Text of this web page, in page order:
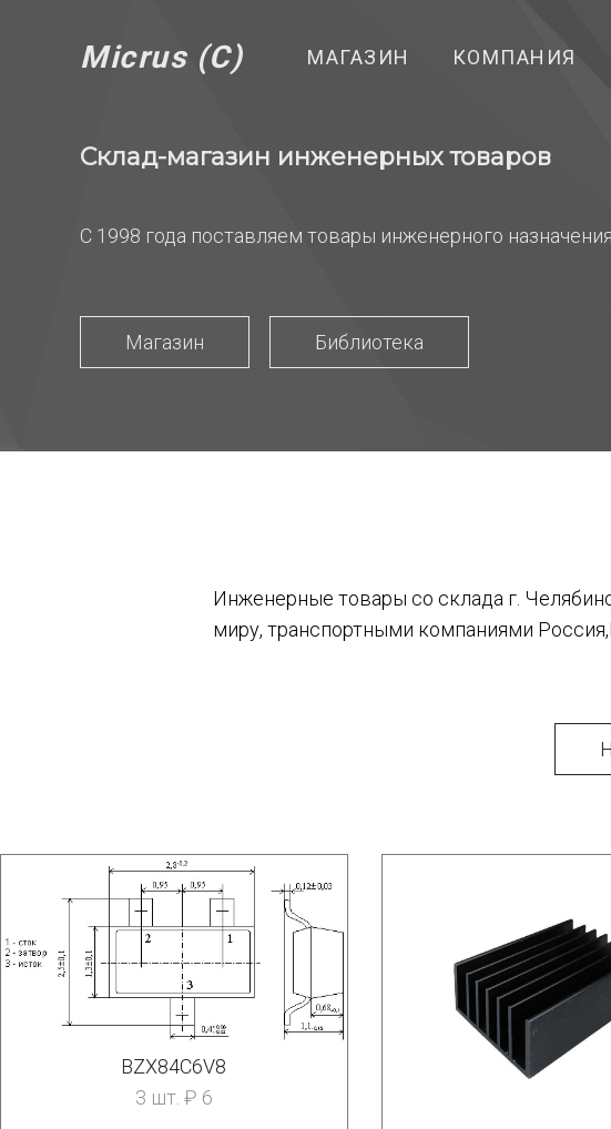
Micrus (С) МАГАЗИН КОМПАНИЯ
Склад-магазин инженерных товаров
С 1998 года поставляем товары инженерного назначения
Магазин Библиотека
Инженерные товары со склада г.
миру, транспортными компаниями
BZX84C6V8
3 шт. ₽ 6